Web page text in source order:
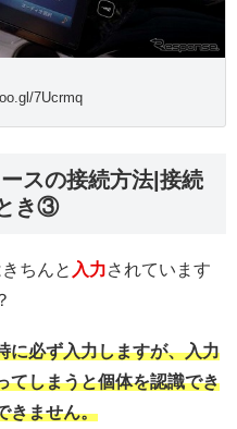
7Ucrmq
スの接続方法|接続
き③
ちんと 入力されています
に必ず入力しますが、入力
てしまうと個体を認識でき
きません。